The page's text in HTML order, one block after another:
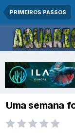
PRIMEIROS PASSOS
Uma semana